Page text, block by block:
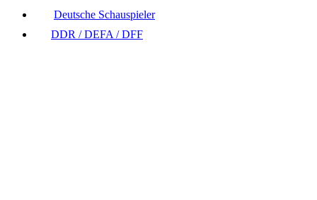
Deutsche Schauspieler
DDR / DEFA / DFF